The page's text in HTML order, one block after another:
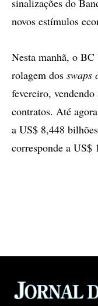
sinalizações do
novos estímulos
Nesta manhã, o
rolagem dos swaps
fevereiro,
contratos. Até
a US$ 8,448
corresponde a US$